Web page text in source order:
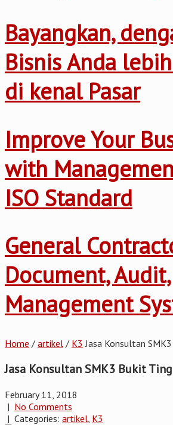
Bayangkan,
Bisnis Anda
di kenal Pasar
Improve Your
with
ISO Standard
General
Document, Audit,
Management
Home / artikel / K3 Jasa Konsultan
Jasa Konsultan SMK3 Bukit
February 11, 2018
| No Comments
| Categories: artikel K3